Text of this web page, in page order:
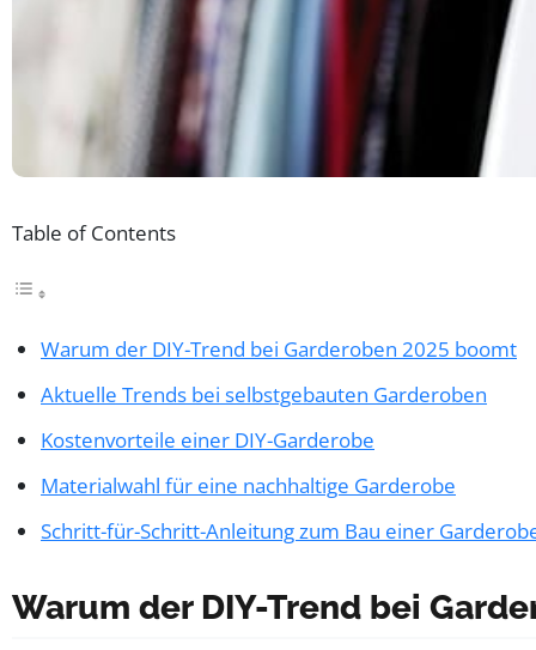
Table of Contents
Warum der DIY-Trend bei Garderoben 2025 boomt
Aktuelle Trends bei selbstgebauten Garderoben
Kostenvorteile einer DIY-Garderobe
Materialwahl für eine nachhaltige Garderobe
Schritt-für-Schritt-Anleitung zum Bau einer
Warum der DIY-Trend bei